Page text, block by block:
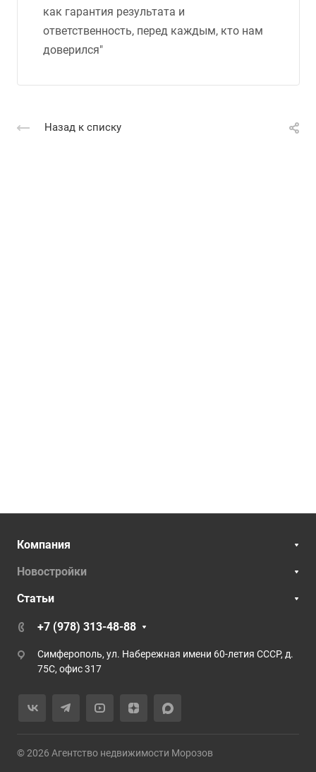
как гарантия результата и
ответственность, перед каждым, кто нам
доверился"
Назад к списку
Компания
Новостройки
Статьи
+7 (978) 313-48-88
Симферополь, ул. Набережная имени 60-летия СССР, д.
75С, офис 317
© 2026 Агентство недвижимости Морозов